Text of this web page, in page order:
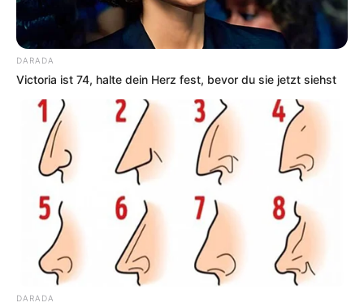
Smartphone Startseite
Suchen:
Auf einigen Seiten dieses Projektes sind Affiliate-
Angebote integriert. Wenn etwas darüber gebucht oder
gekauft wird, ist das eine Unterstützung, ohne dass sich
DARADA
Victoria ist 74, halte dein Herz fest, bevor du sie jetzt siehst
DARADA